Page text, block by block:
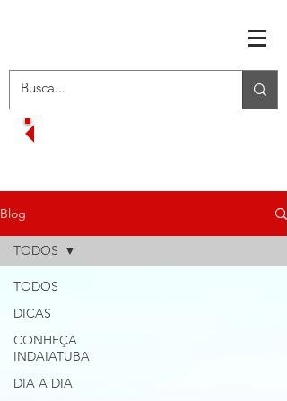
Blog
TODOS
DICAS
CONHEÇA
INDAIATUBA
DIA A DIA
TODOS